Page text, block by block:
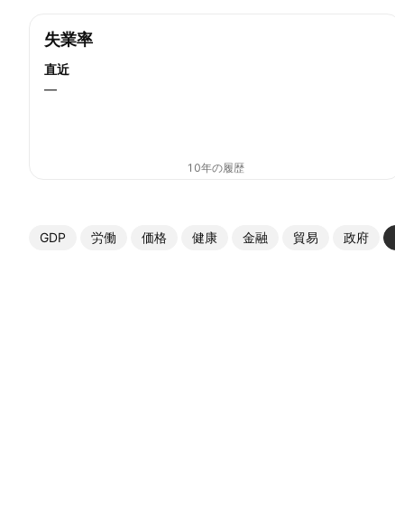
失業率
直近
—
10年の履歴
GDP 労働 価格 健康 金融 貿易 政府
その他